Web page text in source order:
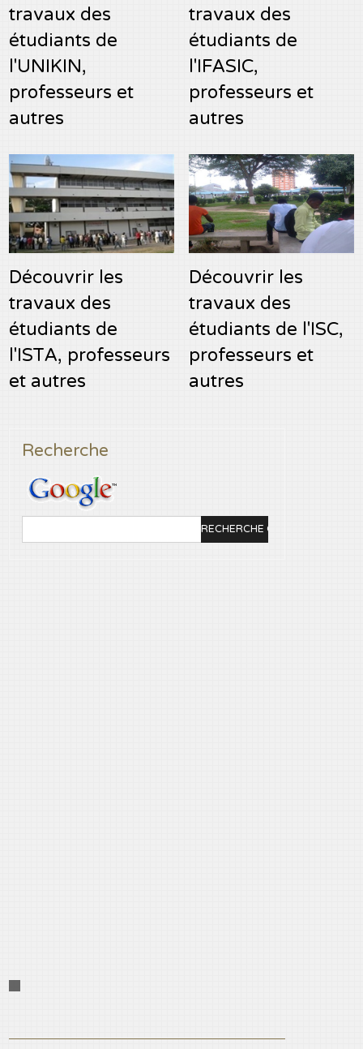
travaux des
étudiants de
l'UNIKIN,
professeurs et
autres
travaux des
étudiants de
l'IFASIC,
professeurs et
autres
Découvrir les
travaux des
étudiants de
l'ISTA, professeurs
et autres
Découvrir les
travaux des
étudiants de l'ISC,
professeurs et
autres
Recherche